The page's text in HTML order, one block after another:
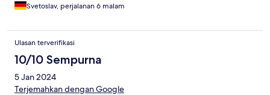
Svetoslav, perjalanan 6 malam
Ulasan terverifikasi
10/10 Sempurna
5 Jan 2024
Terjemahkan dengan Google